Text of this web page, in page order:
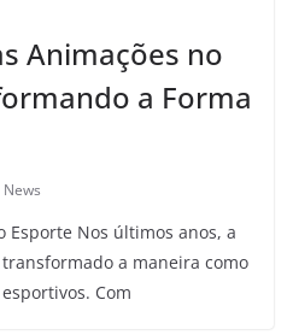
Animações no
a Forma
Esporte Nos últimos anos, a
a maneira como
Com